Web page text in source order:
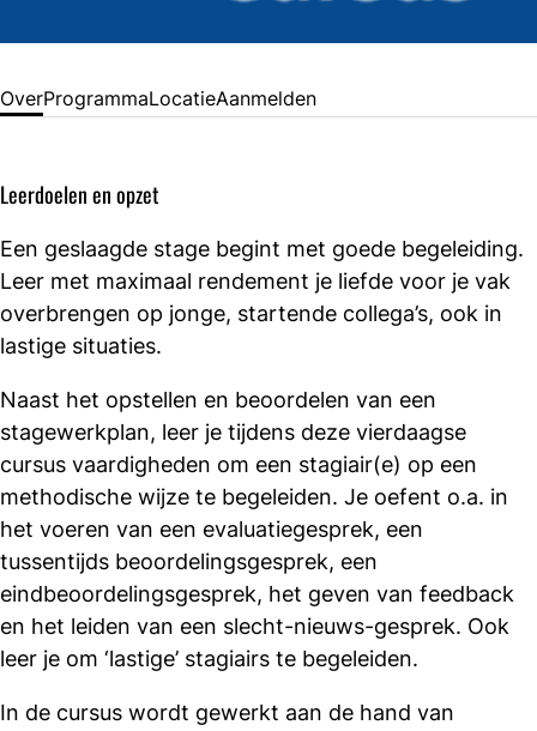
OverProgrammaLocatieAanmelden
Leerdoelen en opzet
Een geslaagde stage begint met goede begeleiding.
Leer met maximaal rendement je liefde voor je vak
overbrengen op jonge, startende collega’s, ook in
lastige situaties.
Naast het opstellen en beoordelen van een
stagewerkplan, leer je tijdens deze vierdaagse
cursus vaardigheden om een stagiair(e) op een
methodische wijze te begeleiden. Je oefent o.a. in
het voeren van een evaluatiegesprek, een
tussentijds beoordelingsgesprek, een
eindbeoordelingsgesprek, het geven van feedback
en het leiden van een slecht-nieuws-gesprek. Ook
leer je om ‘lastige’ stagiairs te begeleiden.
In de cursus wordt gewerkt aan de hand van